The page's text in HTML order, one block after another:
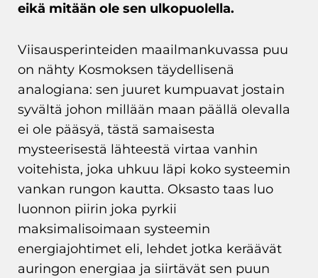
eikä mitään ole sen ulkopuolella.
Viisausperinteiden maailmankuvassa puu
on nähty Kosmoksen täydellisenä
analogiana: sen juuret kumpuavat jostain
syvältä johon millään maan päällä olevalla
ei ole pääsyä, tästä samaisesta
mysteerisestä lähteestä virtaa vanhin
voitehista, joka uhkuu läpi koko systeemin
vankan rungon kautta. Oksasto taas luo
luonnon piirin joka pyrkii
maksimalisoimaan systeemin
energiajohtimet eli, lehdet jotka keräävät
auringon energiaa ja siirtävät sen puun